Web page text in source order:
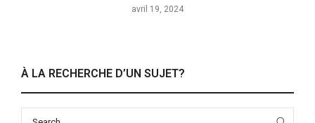
avril 19, 2024
À LA RECHERCHE D’UN SUJET?